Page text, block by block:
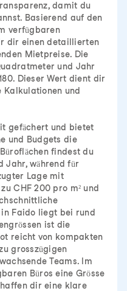
damit du
Basierend auf den
verfügbaren
dir einen detaillierten
Mietpreise. Die
und Jahr
Dieser Wert dient dir
und
gefächert und bietet
und Budgets die
findest du
Jahr, während für
Lage mit
CHF 200 pro m² und
Faido liegt bei rund
ist die
reicht von kompakten
grosszügigen
Teams. Im
Büros eine Grösse
dir eine klare